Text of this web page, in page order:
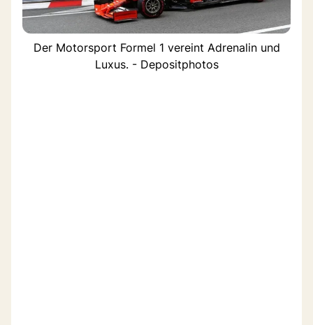
Der Motorsport Formel 1 vereint Adrenalin und
Luxus. - Depositphotos